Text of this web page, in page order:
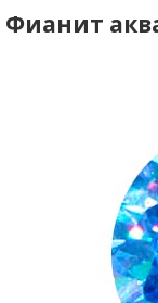
Фианит